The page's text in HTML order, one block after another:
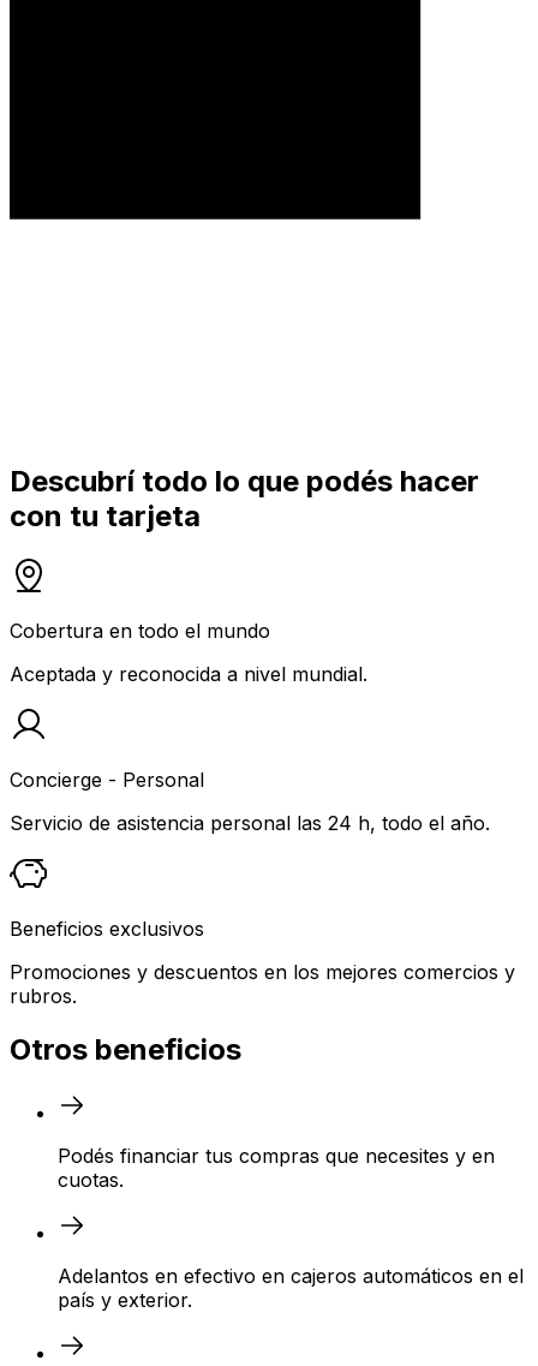
Descubrí todo lo que podés hacer
con tu tarjeta
Cobertura en todo el mundo
Aceptada y reconocida a nivel mundial.
Concierge - Personal
Servicio de asistencia personal las 24 h, todo el año.
Beneficios exclusivos
Promociones y descuentos en los mejores comercios y
rubros.
Otros beneficios
Podés financiar tus compras que necesites y en
cuotas.
Adelantos en efectivo en cajeros automáticos en el
país y exterior.